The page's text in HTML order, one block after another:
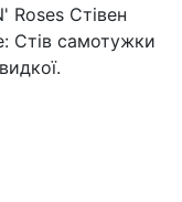
Roses Стівен
Стів самотужки